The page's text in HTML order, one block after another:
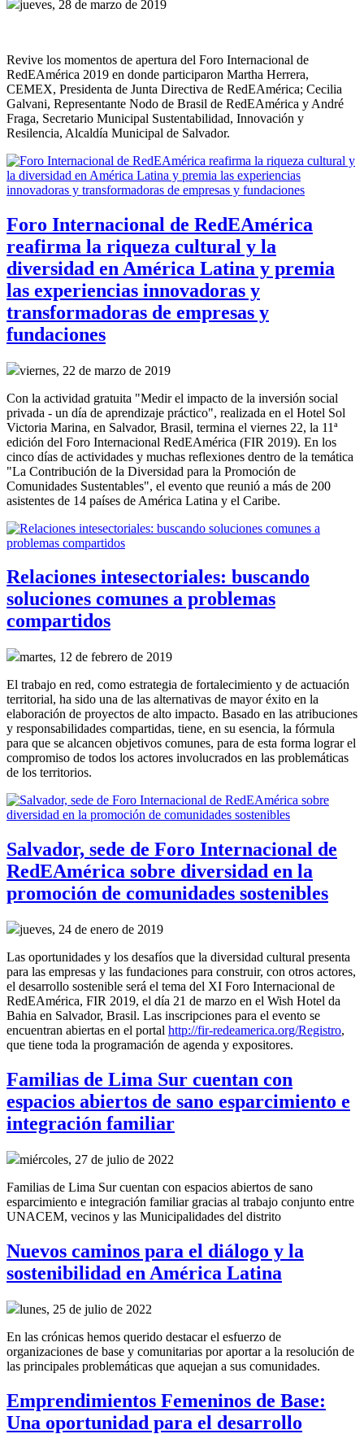
jueves, 28 de marzo de 2019
Revive los momentos de apertura del Foro Internacional de
RedEAmérica 2019 en donde participaron Martha Herrera,
CEMEX, Presidenta de Junta Directiva de RedEAmérica; Cecilia
Galvani, Representante Nodo de Brasil de RedEAmérica y André
Fraga, Secretario Municipal Sustentabilidad, Innovación y
Resilencia, Alcaldía Municipal de Salvador.
Foro Internacional de RedEAmérica
reafirma la riqueza cultural y la
diversidad en América Latina y premia
las experiencias innovadoras y
transformadoras de empresas y
fundaciones
viernes, 22 de marzo de 2019
Con la actividad gratuita "Medir el impacto de la inversión social
privada - un día de aprendizaje práctico", realizada en el Hotel Sol
Victoria Marina, en Salvador, Brasil, termina el viernes 22, la 11ª
edición del Foro Internacional RedEAmérica (FIR 2019). En los
cinco días de actividades y muchas reflexiones dentro de la temática
"La Contribución de la Diversidad para la Promoción de
Comunidades Sustentables", el evento que reunió a más de 200
asistentes de 14 países de América Latina y el Caribe.
Relaciones intesectoriales: buscando
soluciones comunes a problemas
compartidos
martes, 12 de febrero de 2019
El trabajo en red, como estrategia de fortalecimiento y de actuación
territorial, ha sido una de las alternativas de mayor éxito en la
elaboración de proyectos de alto impacto. Basado en las atribuciones
y responsabilidades compartidas, tiene, en su esencia, la fórmula
para que se alcancen objetivos comunes, para de esta forma lograr el
compromiso de todos los actores involucrados en las problemáticas
de los territorios.
Salvador, sede de Foro Internacional de
RedEAmérica sobre diversidad en la
promoción de comunidades sostenibles
jueves, 24 de enero de 2019
Las oportunidades y los desafíos que la diversidad cultural presenta
para las empresas y las fundaciones para construir, con otros actores,
el desarrollo sostenible será el tema del XI Foro Internacional de
RedEAmérica, FIR 2019, el día 21 de marzo en el Wish Hotel da
Bahia en Salvador, Brasil. Las inscripciones para el evento se
encuentran abiertas en el portal http://fir-redeamerica.org/Registro,
que tiene toda la programación de agenda y expositores.
Familias de Lima Sur cuentan con
espacios abiertos de sano esparcimiento e
integración familiar
miércoles, 27 de julio de 2022
Familias de Lima Sur cuentan con espacios abiertos de sano
esparcimiento e integración familiar gracias al trabajo conjunto entre
UNACEM, vecinos y las Municipalidades del distrito
Nuevos caminos para el diálogo y la
sostenibilidad en América Latina
lunes, 25 de julio de 2022
En las crónicas hemos querido destacar el esfuerzo de
organizaciones de base y comunitarias por aportar a la resolución de
las principales problemáticas que aquejan a sus comunidades.
Emprendimientos Femeninos de Base:
Una oportunidad para el desarrollo